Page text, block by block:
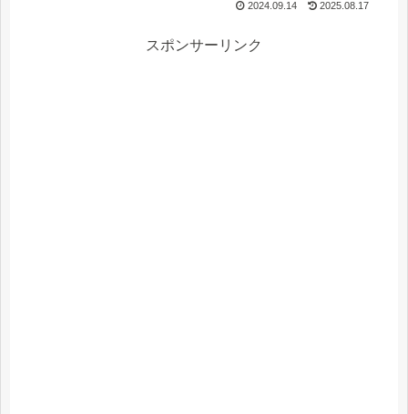
2024.09.14 2025.08.17
スポンサーリンク